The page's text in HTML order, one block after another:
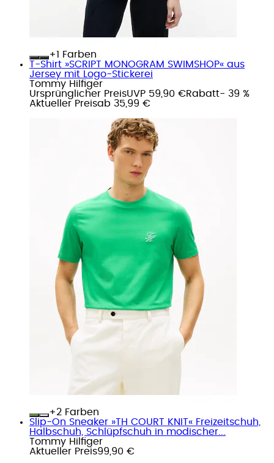
+
Farben
T-Shirt »SCRIPT MONOGRAM SWIMSHOP« aus
Jersey mit Logo-Stickerei
Tommy Hilfiger
Ursprünglicher PreisUVP 59,90 €Rabatt- 39 %
Aktueller Preisab 35,99 €
+
Farben
Slip-On Sneaker »TH COURT KNIT« Freizeitschuh,
Halbschuh, Schlüpfschuh in modischer...
Tommy Hilfiger
Aktueller Preis99,90 €